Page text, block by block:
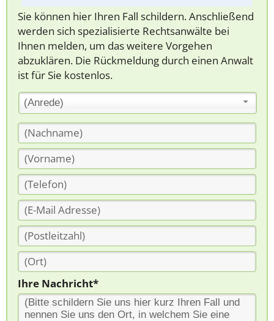
Sie können hier Ihren Fall schildern. Anschließend
werden sich spezialisierte Rechtsanwälte bei
Ihnen melden, um das weitere Vorgehen
abzuklären. Die Rückmeldung durch einen Anwalt
ist für Sie kostenlos.
(Anrede)
Ihre Nachricht*